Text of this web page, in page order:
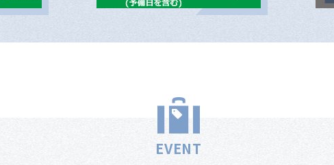
EVENT